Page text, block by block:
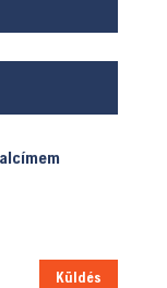
Küldés